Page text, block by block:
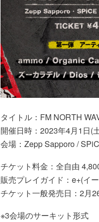
タイトル：FM NORTH
開催日時：2023年4月1日(
会場：Zepp Sapporo /
チケット料金：全自由
販売プレイガイド：e+(イ
チケット一般発売日：2月
※3会場のサーキット形式